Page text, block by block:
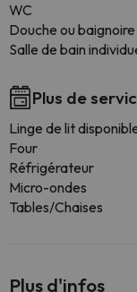
WC
Douche ou baignoire
Salle de bain
Plus de
Linge de lit
Four
Réfrigérateur
Micro-ondes
Tables/Chaises
Plus d'infos